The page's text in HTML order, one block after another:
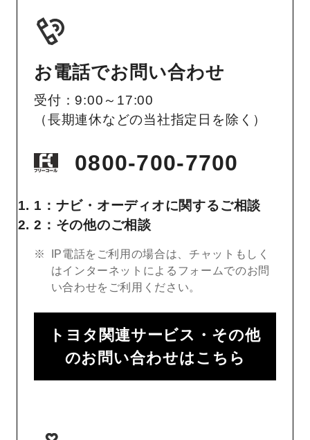
お電話でお問い合わせ
受付：9:00～17:00
（長期連休などの当社指定日を除く）
0800-700-7700
1：ナビ・オーディオに関するご相談
2：その他のご相談
IP電話をご利用の場合は、チャットもしく
はインターネットによるフォームでのお問
い合わせをご利用ください。
トヨタ関連サービス・その他
のお問い合わせはこちら